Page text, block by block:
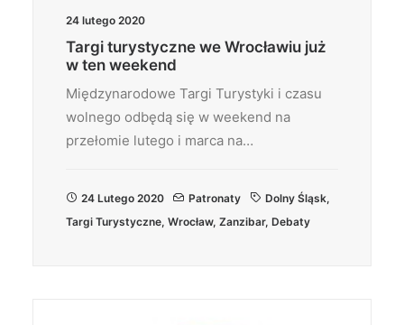
24 lutego 2020
Targi turystyczne we Wrocławiu już
w ten weekend
Międzynarodowe Targi Turystyki i czasu
wolnego odbędą się w weekend na
przełomie lutego i marca na…
24 Lutego 2020 Patronaty Dolny Śląsk,
Targi Turystyczne, Wrocław, Zanzibar, Debaty